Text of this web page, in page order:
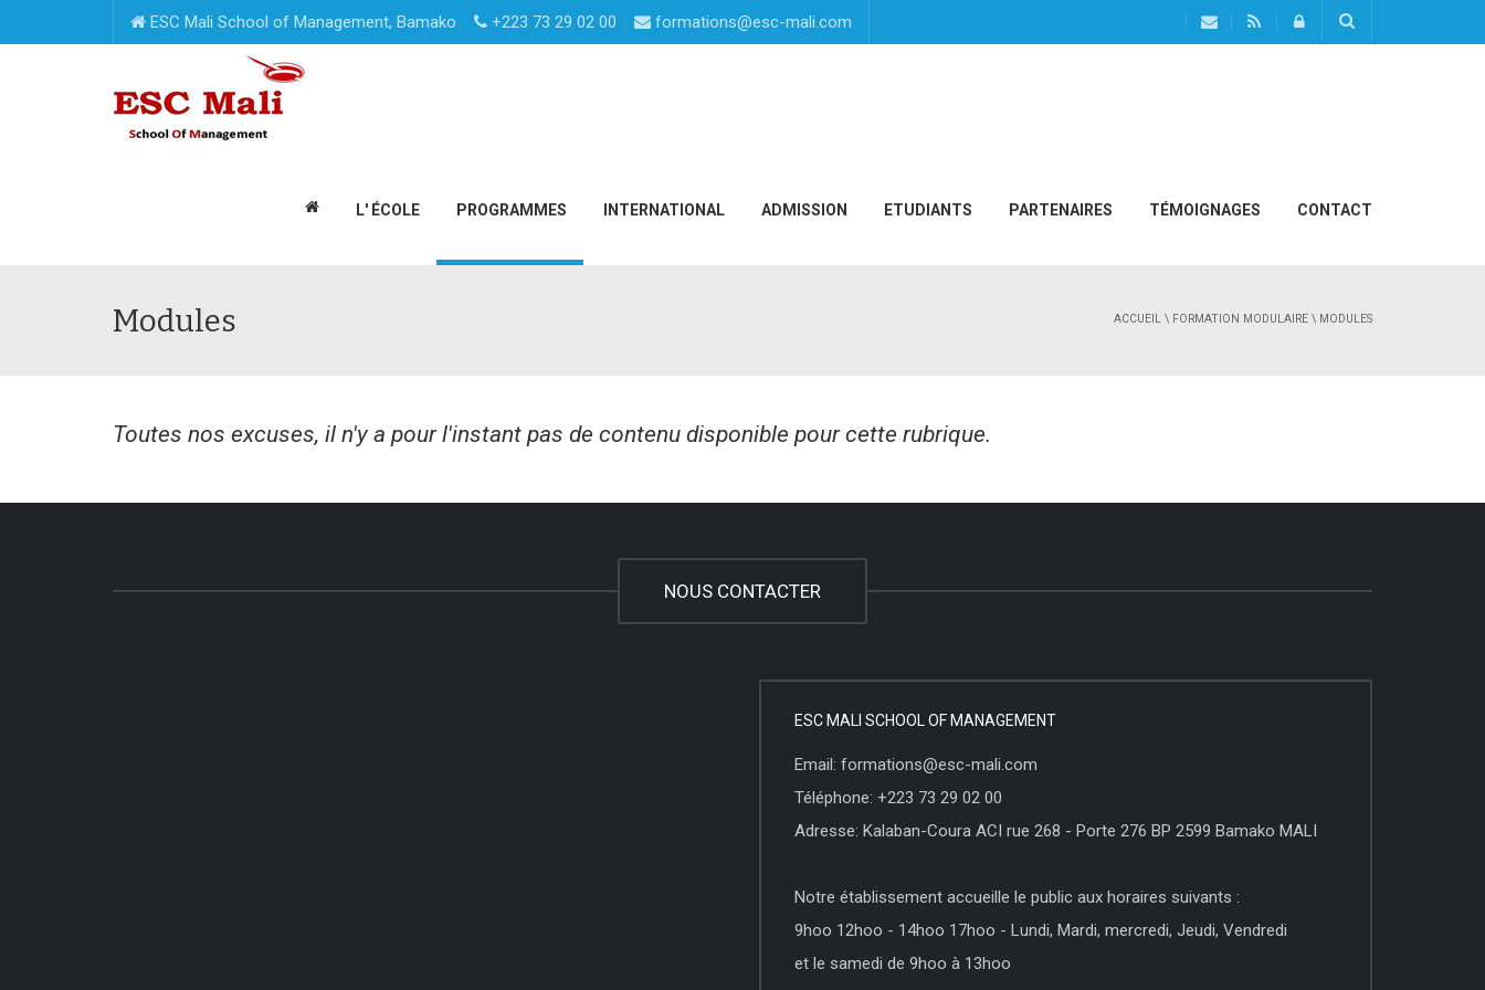
ESC Mali School of Management, Bamako +223 73 29 02 00 formations@esc-mali.com
L' ÉCOLE PROGRAMMES INTERNATIONAL ADMISSION ETUDIANTS PARTENAIRES TÉMOIGNAGES CONTACT
Modules ACCUEIL \ FORMATION MODULAIRE \ MODULES
Toutes nos excuses, il n'y a pour l'instant pas de contenu disponible pour cette rubrique.
NOUS CONTACTER
ESC MALI SCHOOL OF MANAGEMENT
Email: formations@esc-mali.com
Téléphone: +223 73 29 02 00
Adresse: Kalaban-Coura ACI rue 268 - Porte 276 BP 2599 Bamako MALI
Notre établissement accueille le public aux horaires suivants :
9hoo 12hoo - 14hoo 17hoo - Lundi, Mardi, mercredi, Jeudi, Vendredi
et le samedi de 9hoo à 13hoo